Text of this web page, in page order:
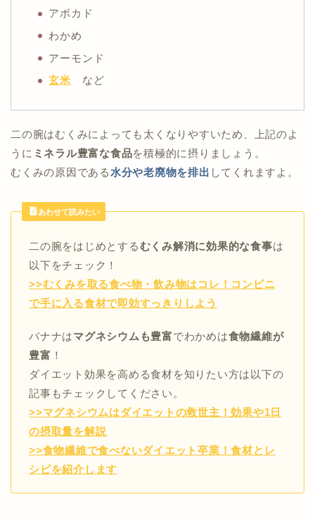
アボカド
わかめ
アーモンド
玄米 など
二の腕はむくみによっても太くなりやすいため、上記のよ
うに ミネラル豊富な食品を積極的に摂りましょう。
むくみの原因である 水分や老廃物を排出 してくれますよ。
あわせて読みたい
二の腕をはじめとするむくみ解消に効果的な食事は
以下をチェック！
>>むくみを取る食べ物・飲み物はコレ！コンビニ
で手に入る食材で即効すっきりしよう
バナナはマグネシウムも豊富でわかめは食物繊維が
豊富 ！
ダイエット効果を高める食材を知りたい方は以下の
記事もチェックしてください。
>>マグネシウムはダイエットの救世主！効果や1日
の摂取量を解説
>>食物繊維で食べないダイエット卒業！食材とレ
シピを紹介します